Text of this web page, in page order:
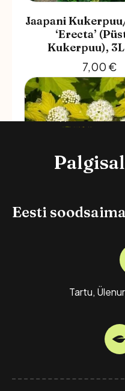
Jaapani
‘Erecta’
Kukerpuu),
7,00 €
Lodjap-
Gold" 3L
Eesti
Tartu,